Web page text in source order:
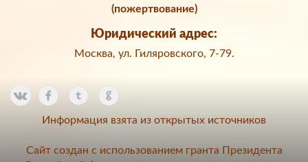
(пожертвование)
Юридический адрес:
Москва, ул. Гиляровского, 7-79.
Информация взята из открытых источников
Сайт создан с использованием гранта Президента